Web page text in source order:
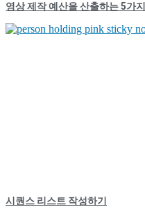
영상 제작 예산을 산출하는 5가
시퀀스 리스트 작성하기